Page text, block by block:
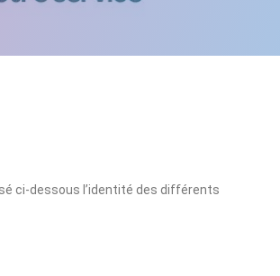
ci-dessous l’identité des différents